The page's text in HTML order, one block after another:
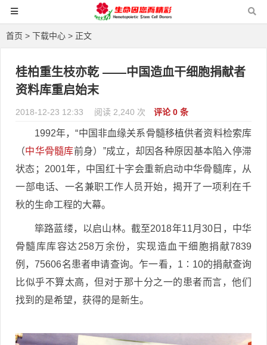
首页 > 下载中心 > 正文
桂柏重生枝亦乾 ——中国造血干细胞捐献者
资料库重启始末
2018-12-23 12:33 阅读 2,240 次 评论 0 条
1992年，“中国非血缘关系骨髓移植供者资料检索库
（中华骨髓库前身）”成立，却因各种原因基本陷入停滞
状态；2001年，中国红十字会重新启动中华骨髓库，从
一部电话、一名兼职工作人员开始，揭开了一项利在千
秋的生命工程的大幕。
筚路蓝缕，以启山林。截至2018年11月30日，中华
骨髓库库容达258万余份，实现造血干细胞捐献7839
例，75606名患者申请查询。乍一看，1∶10的捐献查询
比似乎不算太高，但对于那十分之一的患者而言，他们
找到的是希望，获得的是新生。